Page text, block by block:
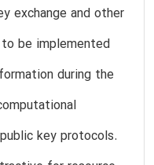
exchange and other
be implemented
during the
key protocols.